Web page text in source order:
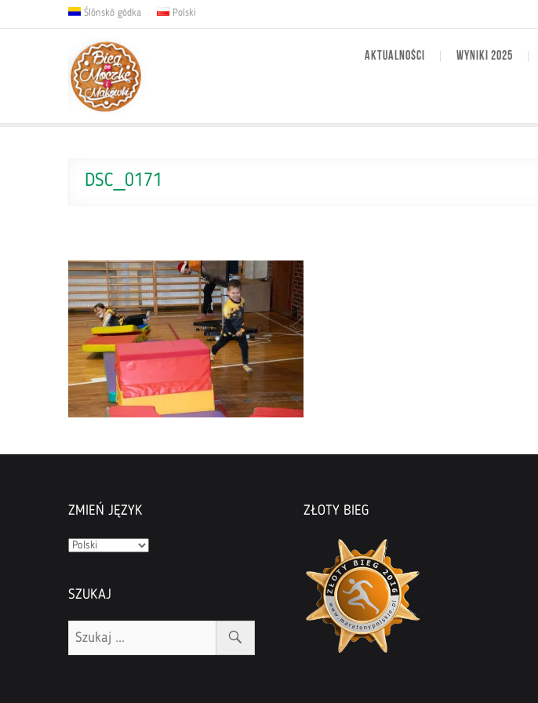
Ślōnskŏ gŏdka Polski
AKTUALNOŚCI WYNIKI 2025
DSC_0171
ZMIEŃ JĘZYK
Zmień
SZUKAJ
ZŁOTY BIEG